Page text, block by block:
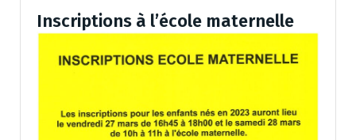
Inscriptions à l’école maternelle